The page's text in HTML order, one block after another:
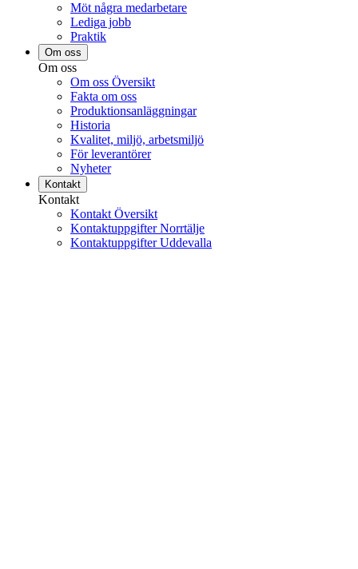
Möt några medarbetare
Lediga jobb
Praktik
Om oss
Om oss
Om oss Översikt
Fakta om oss
Produktionsanläggningar
Historia
Kvalitet, miljö, arbetsmiljö
För leverantörer
Nyheter
Kontakt
Kontakt
Kontakt Översikt
Kontaktuppgifter Norrtälje
Kontaktuppgifter Uddevalla